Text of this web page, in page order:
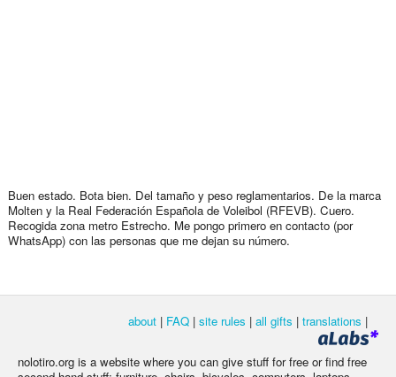
Buen estado. Bota bien. Del tamaño y peso reglamentarios. De la marca
Molten y la Real Federación Española de Voleibol (RFEVB). Cuero.
Recogida zona metro Estrecho. Me pongo primero en contacto (por
WhatsApp) con las personas que me dejan su número.
about | FAQ | site rules | all gifts | translations |
nolotiro.org is a website where you can give stuff for free or find free